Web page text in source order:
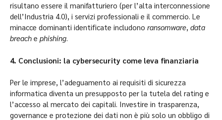
risultano essere il manifatturiero (per l’alta interconnessione
dell’Industria 4.0), i servizi professionali e il commercio. Le
minacce dominanti identificate includono ransomware, data
breach e phishing.
4. Conclusioni: la cybersecurity come leva finanziaria
Per le imprese, l’adeguamento ai requisiti di sicurezza
informatica diventa un presupposto per la tutela del rating e
l’accesso al mercato dei capitali. Investire in trasparenza,
governance e protezione dei dati non è più solo un obbligo di